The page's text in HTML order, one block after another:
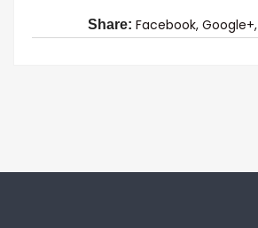
Share: Facebook, Google+,